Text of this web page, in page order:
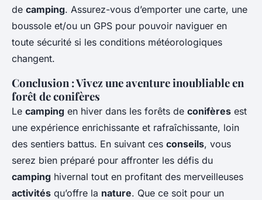
de camping. Assurez-vous d’emporter une carte, une
boussole et/ou un GPS pour pouvoir naviguer en
toute sécurité si les conditions météorologiques
changent.
Conclusion : Vivez une aventure inoubliable en
forêt de conifères
Le camping en hiver dans les forêts de conifères est
une expérience enrichissante et rafraîchissante, loin
des sentiers battus. En suivant ces conseils, vous
serez bien préparé pour affronter les défis du
camping hivernal tout en profitant des merveilleuses
activités qu’offre la nature. Que ce soit pour un